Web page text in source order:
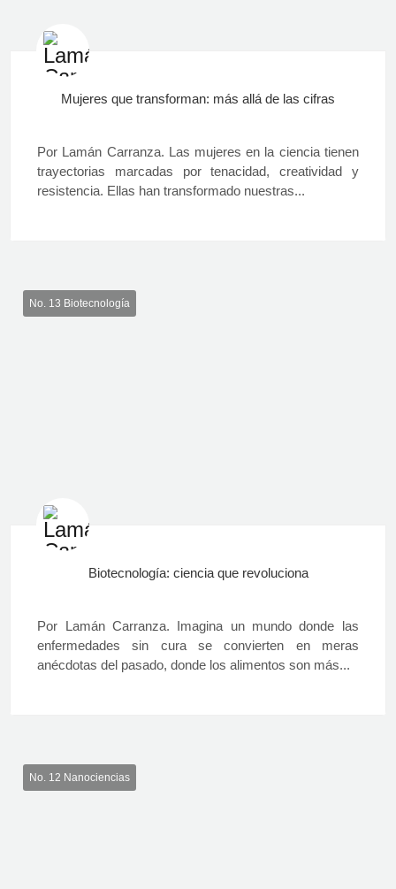
Mujeres que transforman: más allá de las cifras
Por Lamán Carranza. Las mujeres en la ciencia tienen
trayectorias marcadas por tenacidad, creatividad y
resistencia. Ellas han transformado nuestras...
No. 13 Biotecnología
Biotecnología: ciencia que revoluciona
Por Lamán Carranza. Imagina un mundo donde las
enfermedades sin cura se convierten en meras
anécdotas del pasado, donde los alimentos son más...
No. 12 Nanociencias